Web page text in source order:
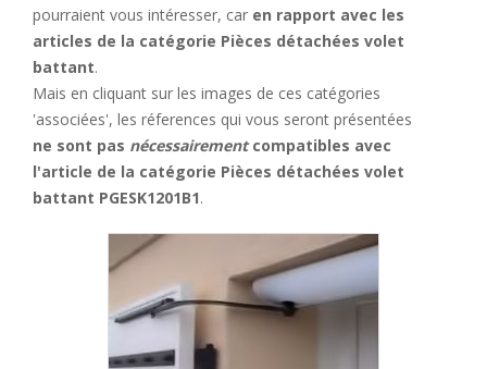
pourraient vous intéresser, car en rapport avec les
articles de la catégorie Pièces détachées volet
battant.
Mais en cliquant sur les images de ces catégories
'associées', les réferences qui vous seront présentées
ne sont pas nécessairementcompatibles avec
l'article de la catégorie Pièces détachées volet
battant PGESK1201B1.